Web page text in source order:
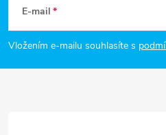
p
a
E-mail
Vložením e-mailu souhlasíte s